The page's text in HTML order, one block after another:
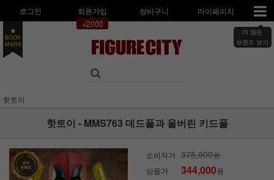
로그인
회원가입
+2000
장바구니 마이페이지
더 많은
브랜드 보기
BOOK
MARK
핫토이
핫토이 - MMS763 데드풀과 울버린 키드풀
소비자가 375,000원
상품가
344,000원